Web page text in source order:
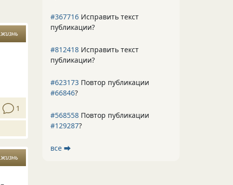
жизнь
1
жизнь
#367716 Исправить текст
публикации?
#812418 Исправить текст
публикации?
#623173 Повтор публикации
#66846?
#568558 Повтор публикации
#129287?
все ⮕